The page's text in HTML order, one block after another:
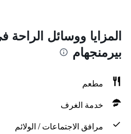
المزايا ووسائل الراحة
بيرمنجهام
مطعم
خدمة الغرف
مرافق الاجتماعات / الولائم